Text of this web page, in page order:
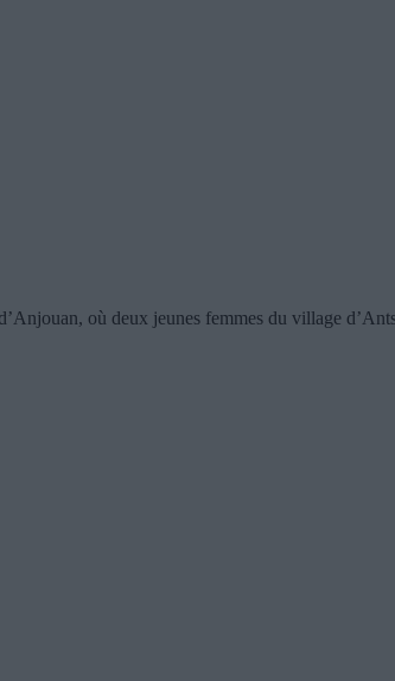
où deux jeunes femmes du village